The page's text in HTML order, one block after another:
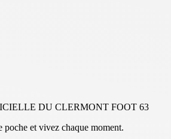
DU CLERMONT FOOT 63
poche et vivez chaque moment.